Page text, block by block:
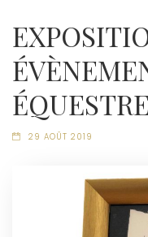
ÉQUESTRE
29 AOÛT 2019